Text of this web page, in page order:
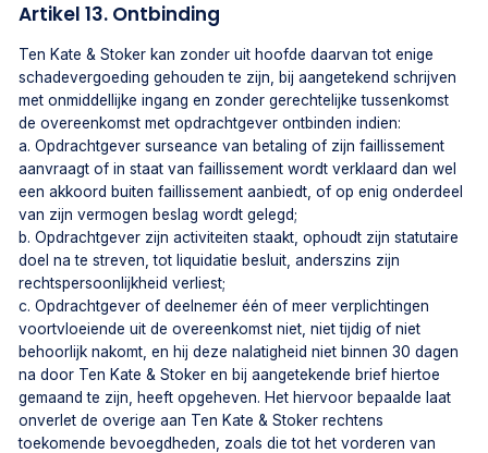
Artikel 13. Ontbinding
Ten Kate & Stoker kan zonder uit hoofde daarvan tot enige
schadevergoeding gehouden te zijn, bij aangetekend schrijven
met onmiddellijke ingang en zonder gerechtelijke tussenkomst
de overeenkomst met opdrachtgever ontbinden indien:
a. Opdrachtgever surseance van betaling of zijn faillissement
aanvraagt of in staat van faillissement wordt verklaard dan wel
een akkoord buiten faillissement aanbiedt, of op enig onderdeel
van zijn vermogen beslag wordt gelegd;
b. Opdrachtgever zijn activiteiten staakt, ophoudt zijn statutaire
doel na te streven, tot liquidatie besluit, anderszins zijn
rechtspersoonlijkheid verliest;
c. Opdrachtgever of deelnemer één of meer verplichtingen
voortvloeiende uit de overeenkomst niet, niet tijdig of niet
behoorlijk nakomt, en hij deze nalatigheid niet binnen 30 dagen
na door Ten Kate & Stoker en bij aangetekende brief hiertoe
gemaand te zijn, heeft opgeheven. Het hiervoor bepaalde laat
onverlet de overige aan Ten Kate & Stoker rechtens
toekomende bevoegdheden, zoals die tot het vorderen van